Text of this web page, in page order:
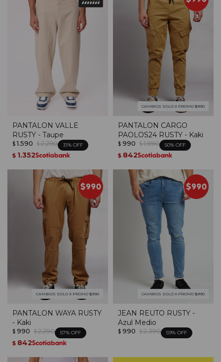
PANTALON VALLE
RUSTY - Taupe
$ 1.590 $ 2.290 31
$ 1.352
CAMBIOS SOLO X PROMO $990
PANTALON CARGO
PAOLOS24 RUSTY - Kaki
$ 990 $ 1.990 50
$ 842
CAMBIOS SOLO X PROMO $990
PANTALON WAYA RUSTY
- Kaki
$ 990 $ 2.290 57
$ 842
CAMBIOS SOLO X PROMO $990
JEAN REUTO RUSTY -
Azul Medio
$ 990 $ 2.390 59